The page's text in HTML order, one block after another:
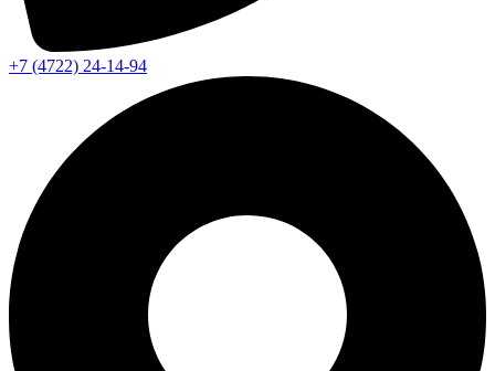
+7 (4722) 24-14-94